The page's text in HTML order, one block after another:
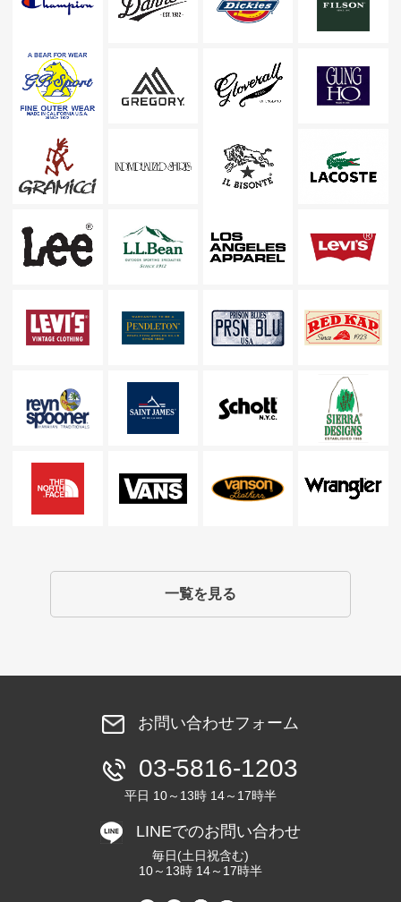
一覧を見る
お問い合わせフォーム
03-5816-1203
平日 10～13時 14～17時半
LINEでのお問い合わせ
毎日(土日祝含む)
10～13時 14～17時半